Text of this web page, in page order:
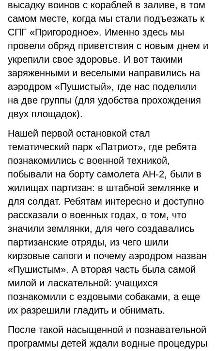
высадку воинов с кораблей в заливе, в том
самом месте, когда мы стали подъезжать к
СПГ «Пригородное». Именно здесь мы
провели обряд приветствия с новым днем и
укрепили свое здоровье. И вот такими
заряженными и веселыми направились на
аэродром «Пушистый», где нас поделили
на две группы (для удобства прохождения
двух площадок).
Нашей первой остановкой стал
тематический парк «Патриот», где ребята
познакомились с военной техникой,
побывали на борту самолета АН-2, были в
жилищах партизан: в штабной землянке и
для солдат. Ребятам интересно и доступно
рассказали о военных годах, о том, что
значили землянки, для чего создавались
партизанские отряды, из чего шили
кирзовые сапоги и почему аэродром назван
«Пушистым». А вторая часть была самой
милой и ласкательной: учащихся
познакомили с ездовыми собаками, а еще
их разрешили гладить и обнимать.
После такой насыщенной и познавательной
программы детей ждали водные процедуры